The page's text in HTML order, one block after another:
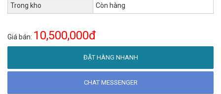
Trong kho
Còn hàng
Giá bán: 10,500,000đ
ĐẶT HÀNG NHANH
CHAT MESSENGER